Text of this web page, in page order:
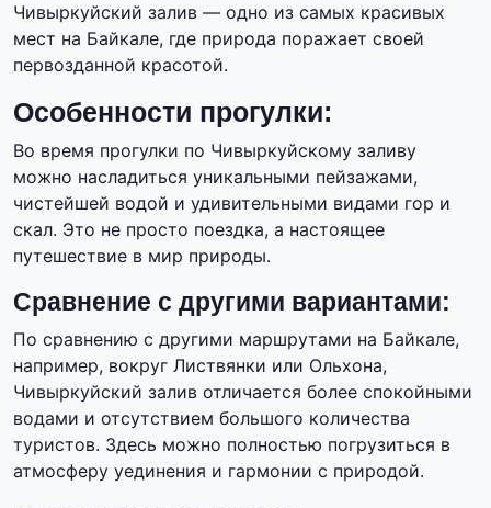
Чивыркуйский залив — одно из самых красивых
мест на Байкале, где природа поражает своей
первозданной красотой.
Особенности прогулки:
Во время прогулки по Чивыркуйскому заливу
можно насладиться уникальными пейзажами,
чистейшей водой и удивительными видами гор и
скал. Это не просто поездка, а настоящее
путешествие в мир природы.
Сравнение с другими вариантами:
По сравнению с другими маршрутами на Байкале,
например, вокруг Листвянки или Ольхона,
Чивыркуйский залив отличается более спокойными
водами и отсутствием большого количества
туристов. Здесь можно полностью погрузиться в
атмосферу уединения и гармонии с природой.